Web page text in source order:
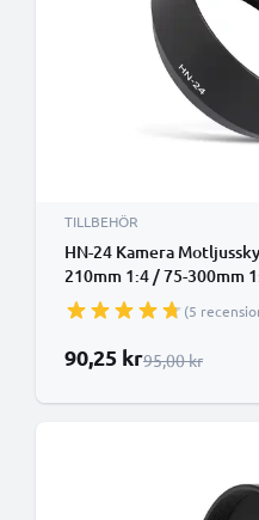
TILLBEHÖR
HN-24 Kamera
210mm 1:4 / 75-300mm
cylinder / rund / tub
(5
Specialpris
90,25 krOrdinarie pris
95,00 kr